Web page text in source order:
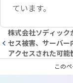
ています。
株式会社ソディック
セス被害、サーバー
アクセスされた可能
この